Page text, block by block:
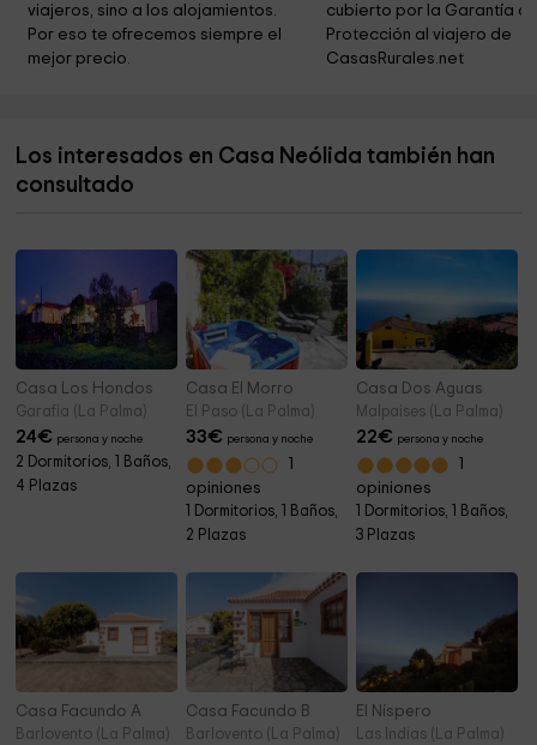
Plaza de Vandale
Iglesia Matriz de El Salvador 5,9 km
Ermita de San Sebastián 5,9 km
viajeros, sino a los alojamientos.
Por eso te ofrecemos siempre el
mejor precio.
cubierto por la Garantía
Protección al viajero de
CasasRurales.net
Los interesados en Casa Neólida también han
consultado
Casa Los Hondos
Garafia (La Palma)
24€ persona y noche
2 Dormitorios, 1 Baños,
4 Plazas
Casa El Morro
El Paso (La Palma)
33€ persona y noche
opiniones
1 Dormitorios, 1 Baños,
2 Plazas
Casa Dos Aguas
Malpaises (La Palma)
22€ persona y noche
opiniones
1 Dormitorios, 1 Baños,
3 Plazas
Casa Facundo A
Barlovento (La Palma)
Casa Facundo B
Barlovento (La Palma)
El Níspero
Las Indias (La Palma)